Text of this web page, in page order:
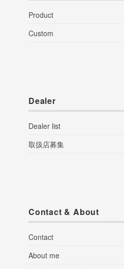
Product
Custom
Dealer
Dealer list
取扱店募集
Contact & About
Contact
About me